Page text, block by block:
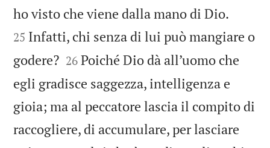
ho visto che viene dalla mano di Dio.
25 Infatti, chi senza di lui può mangiare o
godere?
26 Poiché Dio dà all’uomo che
egli gradisce saggezza, intelligenza e
gioia; ma al peccatore lascia il compito di
raccogliere, di accumulare, per lasciare